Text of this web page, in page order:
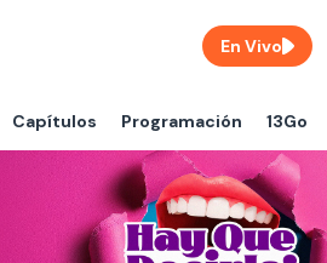
Capítulos Programación 13Go
En Vivo